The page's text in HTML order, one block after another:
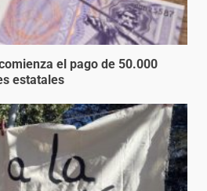
el pago de 50.000
estatales